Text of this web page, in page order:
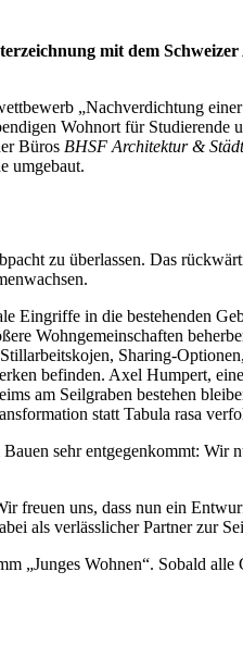
mit dem
„Nachverdichtung
Wohnort für Studierende
Büros BHSF Architektur &
umgebaut.
zu überlassen. Das
Eingriffe in die bestehenden
Wohngemeinschaften
Sharing-
befinden. Axel Humpert,
am Seilgraben bestehen
statt Tabula rasa
sehr entgegenkommt: Wir
freuen uns, dass nun ein
als verlässlicher Partner zur
„Junges Wohnen“. Sobald alle